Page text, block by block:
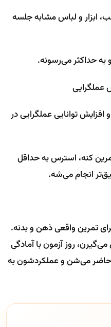
ابزار و لباس مشابه جلسه
به حداکثر می‌رسونه.
عملگرایی
توانایی عملگرایی در
کنه، استرس به حداقل
انجام می‌شه.
تمرین واقعی ذهن و بدنه.
روز آزمون با آمادگی
حاضر می‌شن و عملکردشون به